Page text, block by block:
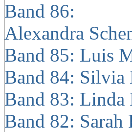
Band 86:
Alexandra
Band 85: Luis
Band 84: Silvia
Band 83: Linda
Band 82: Sarah